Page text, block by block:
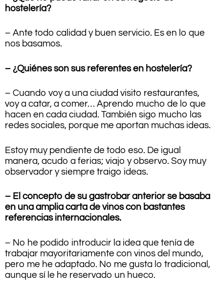
hostelería?
– Ante todo calidad y buen servicio. Es en lo que
nos basamos.
– ¿Quiénes son sus referentes en hostelería?
– Cuando voy a una ciudad visito restaurantes,
voy a catar, a comer… Aprendo mucho de lo que
hacen en cada ciudad. También sigo mucho las
redes sociales, porque me aportan muchas ideas.
Estoy muy pendiente de todo eso. De igual
manera, acudo a ferias; viajo y observo. Soy muy
observador y siempre traigo ideas.
– El concepto de su gastrobar anterior se basaba
en una amplia carta de vinos con bastantes
referencias internacionales.
– No he podido introducir la idea que tenía de
trabajar mayoritariamente con vinos del mundo,
pero me he adaptado. No me gusta lo tradicional,
aunque sí le he reservado un hueco.